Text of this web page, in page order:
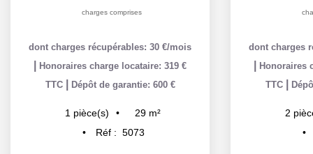
charges comprises
dont charges récupérables: 30 €/mois
Honoraires charge locataire: 319 €
TTC
Dépôt de garantie: 600 €
1 pièce(s) 29 m²
Réf : 5073
dont charges
Honoraires
TTC
2